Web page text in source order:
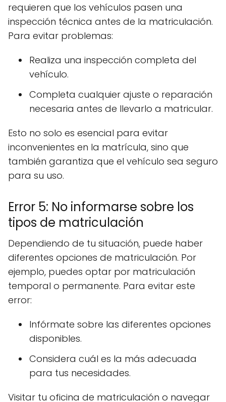
requieren que los vehículos pasen una
inspección técnica antes de la matriculación.
Para evitar problemas:
Realiza una inspección completa del
vehículo.
Completa cualquier ajuste o reparación
necesaria antes de llevarlo a matricular.
Esto no solo es esencial para evitar
inconvenientes en la matrícula, sino que
también garantiza que el vehículo sea seguro
para su uso.
Error 5: No informarse sobre los
tipos de matriculación
Dependiendo de tu situación, puede haber
diferentes opciones de matriculación. Por
ejemplo, puedes optar por matriculación
temporal o permanente. Para evitar este
error:
Infórmate sobre las diferentes opciones
disponibles.
Considera cuál es la más adecuada
para tus necesidades.
Visitar tu oficina de matriculación o navegar